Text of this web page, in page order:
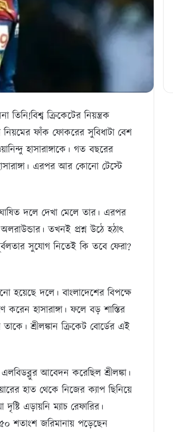
ক্রিকেটের নিয়ন্ত্রক
নিয়মের ফাঁক ফোকরের সুবিধাটা বেশ
হাসারাঙ্গাকে। গত বছরের
এরপর আর কোনো টেস্টে
দলে দেখা মেলে তার। এরপর
তখনই প্রশ্ন উঠে হঠাৎ
সুযোগ নিতেই কি তবে ফেরা?
হয়েছে দলে। বাংলাদেশের বিপক্ষে
হাসারাঙ্গা। ফলে বড় শাস্তির
শ্রীলঙ্কান ক্রিকেট বোর্ডের এই
আবেদন করেছিল শ্রীলঙ্কা।
হাত থেকে নিজের ক্যাপ ছিনিয়ে
এড়ায়নি ম্যাচ রেফারির।
শতাংশ জরিমানায় পড়েছেন